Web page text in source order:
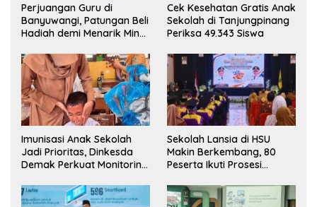
Perjuangan Guru di
Banyuwangi, Patungan Beli
Hadiah demi Menarik Minat
Cek Kesehatan Gratis Anak
Sekolah di Tanjungpinang
Periksa 49.343 Siswa
Imunisasi Anak Sekolah
Jadi Prioritas, Dinkesda
Demak Perkuat Monitoring
Sekolah Lansia di HSU
Makin Berkembang, 80
Peserta Ikuti Prosesi